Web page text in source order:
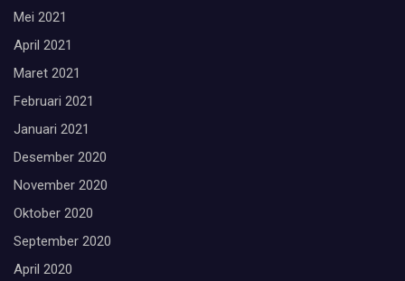
Mei 2021
April 2021
Maret 2021
Februari 2021
Januari 2021
Desember 2020
November 2020
Oktober 2020
September 2020
April 2020